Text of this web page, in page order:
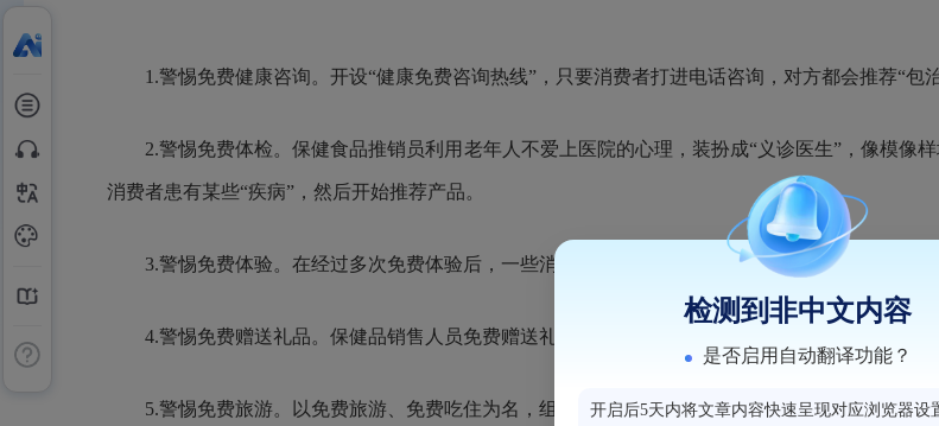
1.警惕免费健康咨询。开设“健康免费咨询热线”，只要消费者打进电话咨询，对方都会推荐“包治
2.警惕免费体检。保健食品推销员利用老年人不爱上医院的心理，装扮成“义诊医生”，像模像
消费者患有某些“疾病”，然后开始推荐产品。
3.警惕免费体验。在经过多次免费体验后，一些消费者由于心理作用感觉有效，或者多次体验后
4.警惕免费赠送礼品。保健品销售人员免费赠送礼品，如鸡蛋、大米、油等，引诱老年人上钩，
5.警惕免费旅游。以免费旅游、免费吃住为名，组织老年人外出，实际到了所谓的旅游地点，
检测到非中文内容
是否启用自动翻译功能？
开启后5天内将文章内容快速呈现对应浏览器设